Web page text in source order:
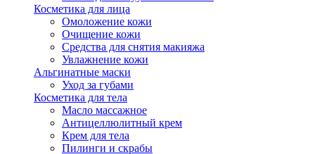
Косметика для лица
Омоложение кожи
Очищение кожи
Средства для снятия макияжа
Увлажнение кожи
Альгинатные маски
Уход за губами
Косметика для тела
Масло массажное
Антицеллюлитный крем
Крем для тела
Пилинги и скрабы